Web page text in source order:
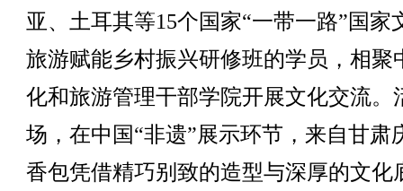
亚、土耳其等15个国家“一带一路”国家
旅游赋能乡村振兴研修班的学员，相聚
化和旅游管理干部学院开展文化交流。
场，在中国“非遗”展示环节，来自甘肃
香包凭借精巧别致的造型与深厚的文化